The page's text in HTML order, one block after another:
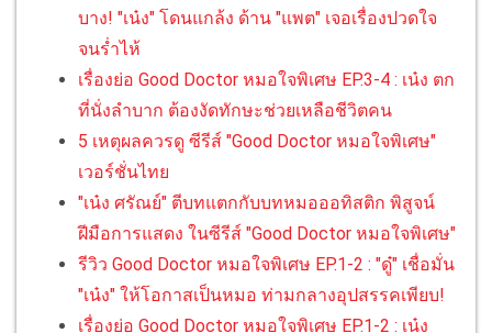
บาง! "เน๋ง" โดนแกล้ง ด้าน "แพต" เจอเรื่องปวดใจ
จนร่ำไห้
เรื่องย่อ Good Doctor หมอใจพิเศษ EP.3-4 : เน๋ง ตก
ที่นั่งลำบาก ต้องงัดทักษะช่วยเหลือชีวิตคน
5 เหตุผลควรดู ซีรีส์ "Good Doctor หมอใจพิเศษ"
เวอร์ชั่นไทย
"เน๋ง ศรัณย์" ตีบทแตกกับบทหมอออทิสติก พิสูจน์
ฝีมือการแสดง ในซีรีส์ "Good Doctor หมอใจพิเศษ"
รีวิว Good Doctor หมอใจพิเศษ EP.1-2 : "ดู๋" เชื่อมั่น
"เน๋ง" ให้โอกาสเป็นหมอ ท่ามกลางอุปสรรคเพียบ!
เรื่องย่อ Good Doctor หมอใจพิเศษ EP.1-2 : เน๋ง